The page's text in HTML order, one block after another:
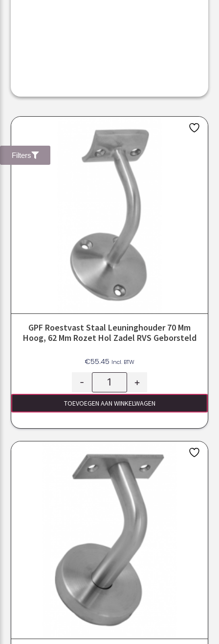
Filters
GPF Roestvast Staal Leuninghouder 70 Mm
Hoog, 62 Mm Rozet Hol Zadel RVS Geborsteld
€55.45 Incl. BTW
- +
TOEVOEGEN AAN WINKELWAGEN